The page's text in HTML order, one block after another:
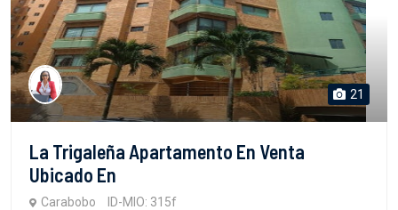
21
La Trigaleña Apartamento En Venta
Ubicado En
Carabobo ID-MIO: 315f